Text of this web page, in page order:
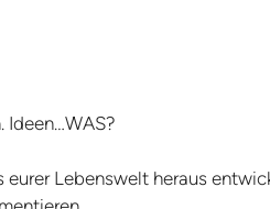
Ideen…WAS?
Lebenswelt heraus